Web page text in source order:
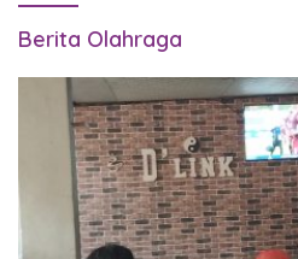
Berita Olahraga